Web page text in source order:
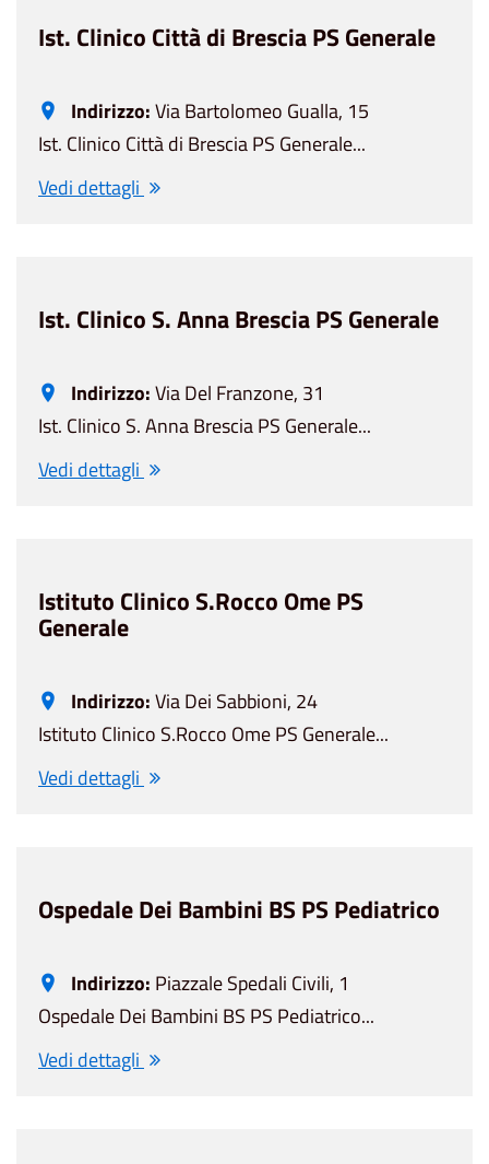
Ist. Clinico Città di Brescia PS Generale
Indirizzo:Via Bartolomeo Gualla, 15
Ist. Clinico Città di Brescia PS Generale...
Vedi dettagli
Ist. Clinico S. Anna Brescia PS Generale
Indirizzo:Via Del Franzone, 31
Ist. Clinico S. Anna Brescia PS Generale...
Vedi dettagli
Istituto Clinico S.Rocco Ome PS
Generale
Indirizzo:Via Dei Sabbioni, 24
Istituto Clinico S.Rocco Ome PS Generale...
Vedi dettagli
Ospedale Dei Bambini BS PS Pediatrico
Indirizzo: Piazzale Spedali Civili, 1
Ospedale Dei Bambini BS PS Pediatrico...
Vedi dettagli